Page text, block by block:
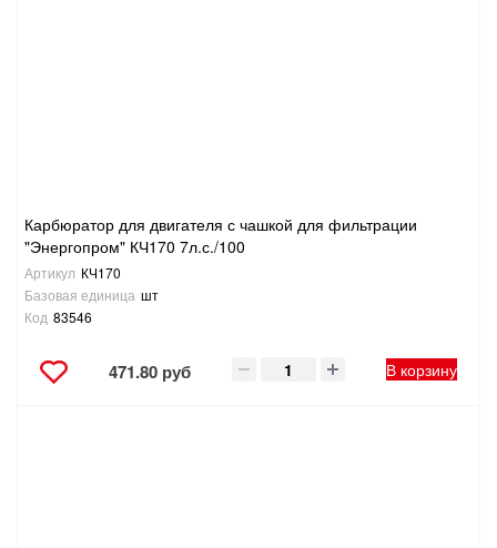
Карбюратор для двигателя с чашкой для фильтрации
"Энергопром" КЧ170 7л.с./100
Артикул КЧ170
Базовая единица шт
Код 83546
471.80 руб В корзину